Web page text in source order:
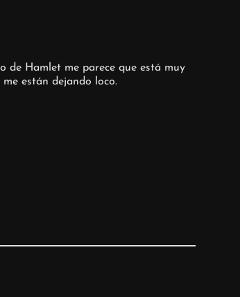
de Hamlet me parece que está muy
están dejando loco.